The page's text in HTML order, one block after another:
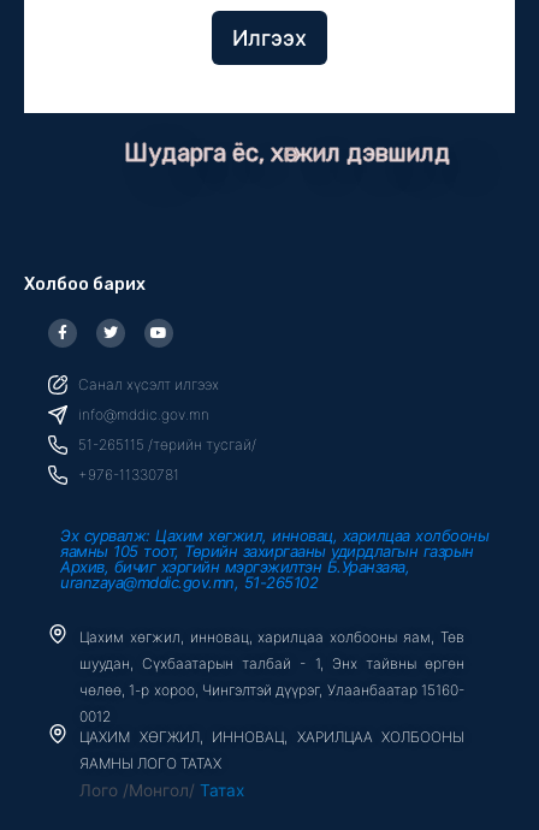
Илгээх
Шударга ёс, хөгжил дэвшилд
Холбоо барих
F
a
c
b
o
o
k
f
T
w
i
t
r
Y
o
u
u
e
Санал хүсэлт илгээх
info@mddic.gov.mn
51-265115 /төрийн тусгай/
+976-11330781
Эх сурвалж: Цахим хөгжил, инновац, харилцаа холбооны
яамны 105 тоот, Төрийн захиргааны удирдлагын газрын
Архив, бичиг хэргийн мэргэжилтэн Б.Уранзаяа,
uranzaya@mddic.gov.mn, 51-265102
Цахим хөгжил, инновац, харилцаа холбооны яам, Төв
шуудан, Сүхбаатарын талбай - 1, Энх тайвны өргөн
чөлөө, 1-р хороо, Чингэлтэй дүүрэг, Улаанбаатар 15160-
0012
ЦАХИМ ХӨГЖИЛ, ИННОВАЦ, ХАРИЛЦАА ХОЛБООНЫ
ЯАМНЫ ЛОГО ТАТАХ
Лого /Монгол/ Татах